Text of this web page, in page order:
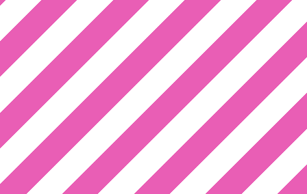
WAA​ROM?
Tijd om even te genieten!
WANN​EER?
Opzoek naar fruitig en fris.